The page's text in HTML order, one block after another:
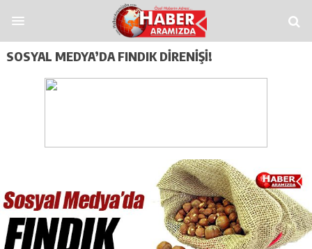
grandpashabetJojobethttps://
SOSYAL MEDYA’DA FINDIK DIRENIŞI!